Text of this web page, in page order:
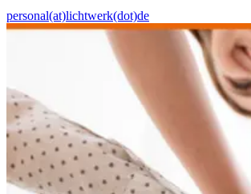
personal(at)lichtwerk(dot)de